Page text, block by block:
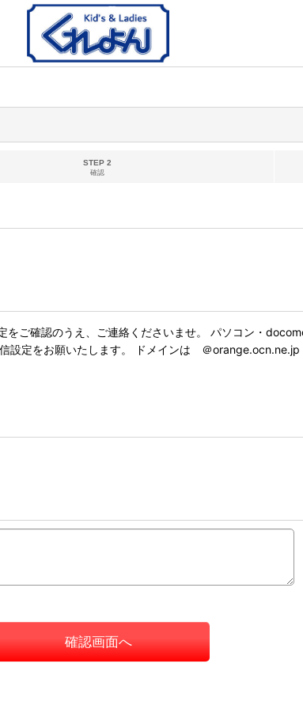
STEP 2
確認
ご確認のうえ、ご連絡くださいませ。 パソコン・
設定をお願いたします。 ドメインは ＠orange.ocn.ne.jp
確認画面へ